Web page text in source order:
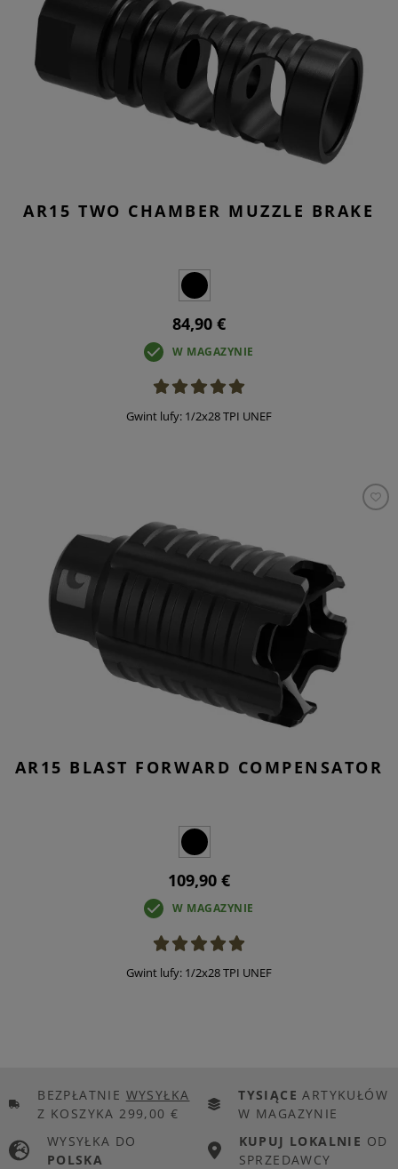
AR15 TWO CHAMBER MUZZLE BRAKE
84,90 €
W MAGAZYNIE
Gwint lufy: 1/2x28 TPI UNEF
AR15 BLAST FORWARD COMPENSATOR
109,90 €
W MAGAZYNIE
Gwint lufy: 1/2x28 TPI UNEF
BEZPŁATNIE WYSYŁKA
Z KOSZYKA 299,00 €
TYSIĄCE ARTYKUŁÓW
W MAGAZYNIE
WYSYŁKA DO
POLSKA
KUPUJ LOKALNIE OD
SPRZEDAWCY